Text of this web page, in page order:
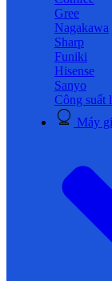
Gree
Nagakawa
Sharp
Funiki
Hisense
Sanyo
Công suất
Máy